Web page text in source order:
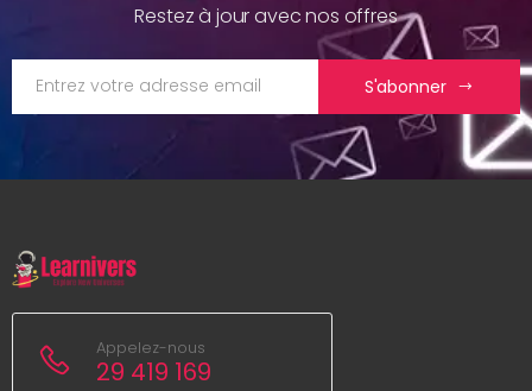
Restez à jour avec nos offres
S'abonner
Appelez-nous
29 419 169